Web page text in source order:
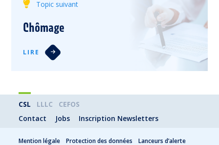
Topic suivant
Chômage
LIRE
CSL LLLC
CEFOS
Contact
Jobs Inscription Newsletters
Mention légale Protection des données Lanceurs d’alerte